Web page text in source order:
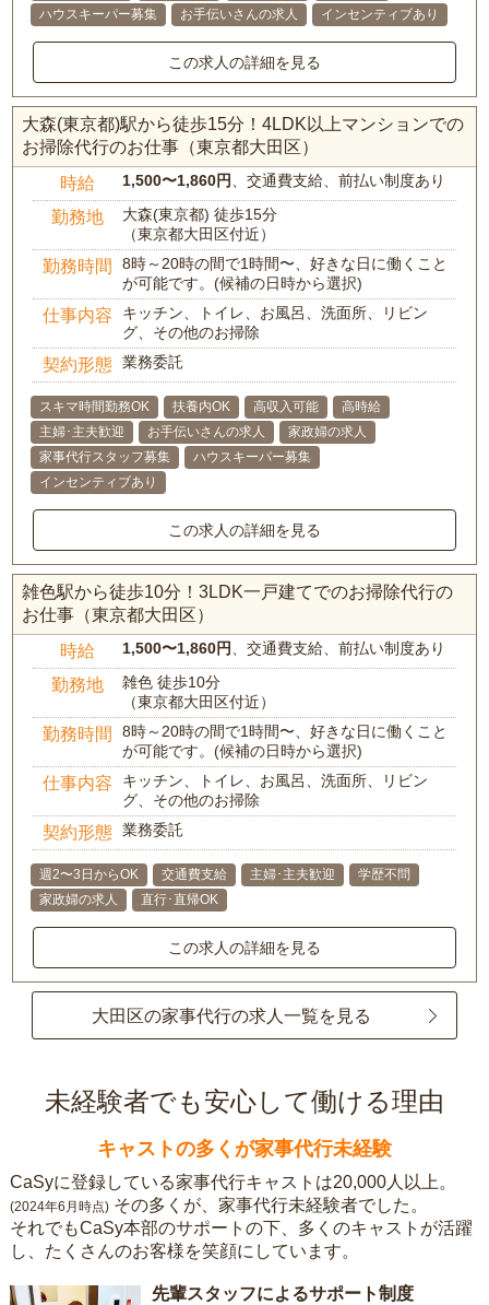
ハウスキーパー募集 お手伝いさんの求人 インセンティブあり
この求人の詳細を見る
大森(東京都)駅から徒歩15分！4LDK以上マンションでの
お掃除代行のお仕事（東京都大田区）
時給 1,500〜1,860円 、交通費支給、前払い制度あり
勤務地
大森(東京都) 徒歩15分
（東京都大田区付近）
勤務時間
8時～20時の間で1時間〜、好きな日に働くこと
が可能です。(候補の日時から選択)
仕事内容
キッチン、トイレ、お風呂、洗面所、リビン
グ、その他のお掃除
契約形態 業務委託
スキマ時間勤務OK 扶養内OK 高収入可能
高時給
主婦･主夫歓迎
お手伝いさんの求人
家政婦の求人
家事代行スタッフ募集
ハウスキーパー募集
インセンティブあり
この求人の詳細を見る
雑色駅から徒歩10分！3LDK一戸建てでのお掃除代行の
お仕事（東京都大田区）
時給 1,500〜1,860円 、交通費支給、前払い制度あり
勤務地
雑色 徒歩10分
（東京都大田区付近）
勤務時間
8時～20時の間で1時間〜、好きな日に働くこと
が可能です。(候補の日時から選択)
仕事内容
キッチン、トイレ、お風呂、洗面所、リビン
グ、その他のお掃除
契約形態 業務委託
週2〜3日からOK 交通費支給 主婦･主夫歓迎
学歴不問
家政婦の求人
直行･直帰OK
この求人の詳細を見る
大田区の家事代行の求人一覧を見る
未経験者でも安心して働ける理由
キャストの多くが家事代行未経験
CaSyに登録している家事代行キャストは20,000人以上。
(2024年6月時点) その多くが、家事代行未経験者でした。
それでもCaSy本部のサポートの下、多くのキャストが活躍
し、たくさんのお客様を笑顔にしています。
先輩スタッフによるサポート制度